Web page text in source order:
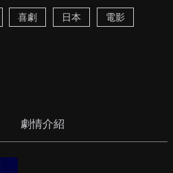
喜劇 日本 電影
劇情介紹